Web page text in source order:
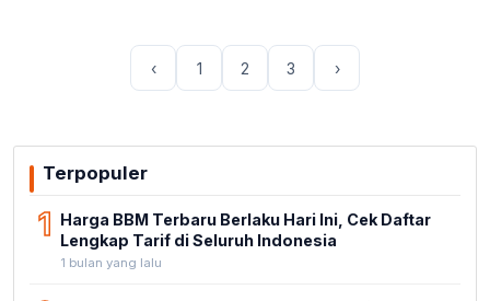
‹ 1 2 3 ›
Terpopuler
1 Harga BBM Terbaru Berlaku Hari Ini, Cek Daftar
Lengkap Tarif di Seluruh Indonesia
1 bulan yang lalu